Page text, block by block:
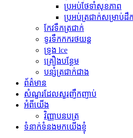
ប្រអប់ថែទាំសុខភាព
ប្រអប់ត្រជាក់សម្រាប់
កែវទឹកត្រជាក់
ទូរទឹកកករថយន្ត
ទ្រូង lce
គ្រឿងបន្ថែម
បន្សំត្រជាក់ជាង
ព័ត៌មាន
សំណួរដែលសួរញឹកញាប់
អំពីយើង
វិញ្ញាបនបត្រ
ទំនាក់ទំនងមកយើងខ្ញុំ